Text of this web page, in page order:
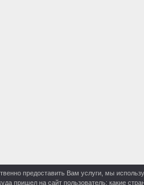
предоставить Вам услуги, мы
пришел на сайт пользователь; какие